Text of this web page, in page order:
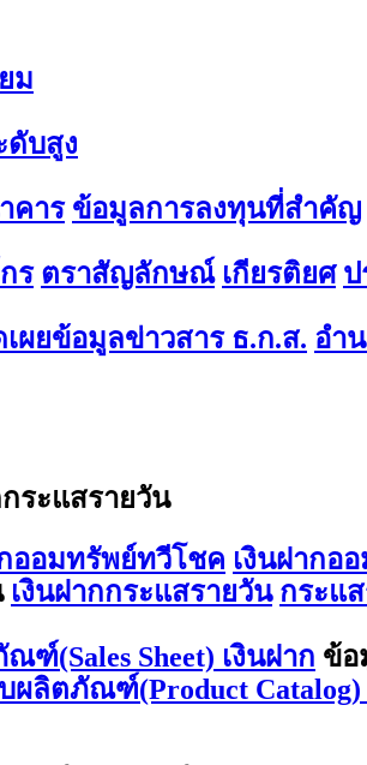
ม
ดับสูง
คาร ข้อมูลการลงทุนที่สำคัญ
ร ตราสัญลักษณ์ เกียรติยศ ป
ผยข้อมูลข่าวสาร ธ.ก.ส. อำ
ระแสรายวัน
ออมทรัพย์ทวีโชค เงินฝากอ
เงินฝากกระแสรายวัน กระแ
(Sales Sheet) เงินฝาก ข้อ
ผลิตภัณฑ์(Product Catalog)